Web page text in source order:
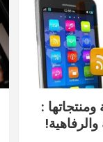
: